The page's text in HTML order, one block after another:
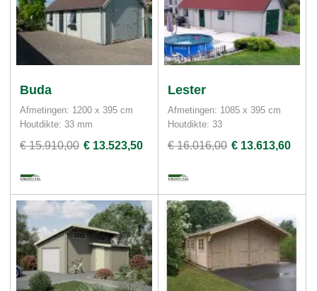
Buda
Afmetingen: 1200 x 395 cm
Houtdikte: 33 mm
€ 15.910,00 € 13.523,50
Lester
Afmetingen: 1085 x 395 cm
Houtdikte: 33
€ 16.016,00 € 13.613,60